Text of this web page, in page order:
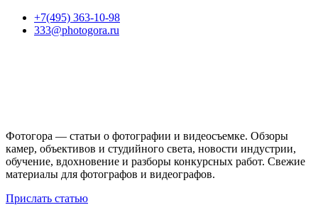
+7(495) 363-10-98
333@photogora.ru
Фотогора — статьи о фотографии и видеосъемке. Обзоры
камер, объективов и студийного света, новости индустрии,
обучение, вдохновение и разборы конкурсных работ. Свежие
материалы для фотографов и видеографов.
Прислать статью